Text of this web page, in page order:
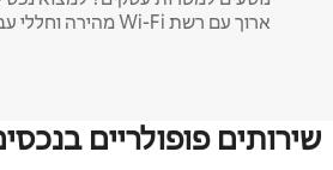
ארוך עם רשת Wi-Fi מהירה וחללי עבודה ייעודיים.
שירותים פופולריים